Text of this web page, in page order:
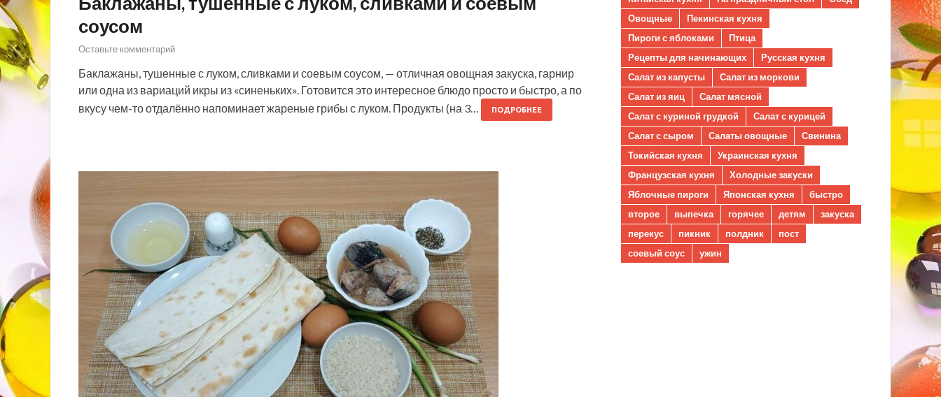
соусом
Оставьте комментарий
Баклажаны, тушенные с луком, сливками и соевым соусом, — отличная овощная закуска, гарнир
или одна из вариаций икры из «синеньких». Готовится это интересное блюдо просто и быстро, а по
вкусу чем-то отдалённо напоминает жареные грибы с луком. Продукты (на 3…
ПОДРОБНЕЕ
Овощные
Пекинская кухня
Пироги с яблоками
Птица
Рецепты для начинающих
Русская кухня
Салат из капусты
Салат из моркови
Салат из яиц
Салат мясной
Салат с куриной грудкой
Салат с курицей
Салат с сыром
Салаты овощные
Свинина
Токийская кухня
Украинская кухня
Французская кухня
Холодные закуски
Яблочные пироги
Японская кухня
быстро
второе
выпечка горячее детям
закуска
перекус
пикник полдник
пост
соевый соус
ужин